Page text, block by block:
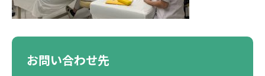
お問い合わせ先